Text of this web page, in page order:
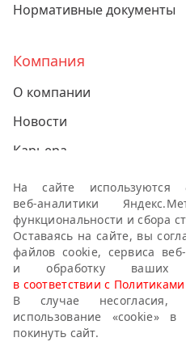
Нормативные документы
Компания
О компании
Новости
Карьера
Контакты
Политики компании о
Антикоррупционная политика
Правила публикации
Политика использования
На сайте
веб-аналитики
функциональности и сбора
Оставаясь на сайте, вы
файлов cookie, сервиса
и обработку ваших
в соответствии с
В случае
использование «cookie»
покинуть сайт.